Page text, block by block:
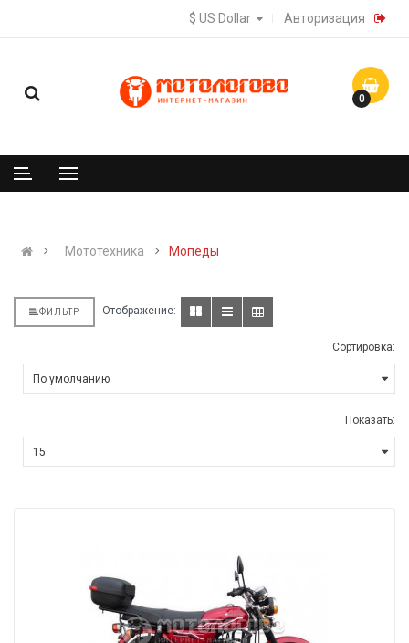
Авторизация
0
Мототехника Мопеды
ФИЛЬТР Отображение:
Сортировка:
Показать: